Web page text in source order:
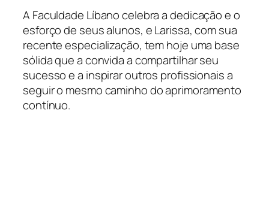
A Faculdade Líbano celebra a dedicação e o
esforço de seus alunos, e Larissa, com sua
recente especialização, tem hoje uma base
sólida que a convida a compartilhar seu
sucesso e a inspirar outros profissionais a
seguir o mesmo caminho do aprimoramento
contínuo.